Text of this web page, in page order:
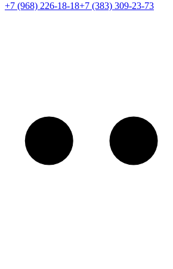
+7 (968) 226-18-18+7 (383) 309-23-73